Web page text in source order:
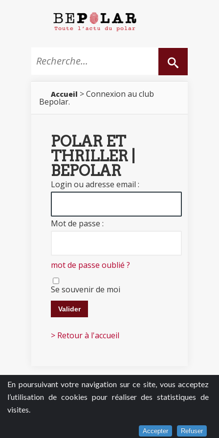
En poursuivant votre navigation sur ce site, vous acceptez
l’utilisation de cookies pour réaliser des statistiques de
visites.
Accepter Refuser
Accueil > Connexion au club
Bepolar.
POLAR ET
THRILLER |
BEPOLAR
Login ou adresse email :
Mot de passe :
mot de passe oublié ?
Se souvenir de moi
> Retour à l'accueil